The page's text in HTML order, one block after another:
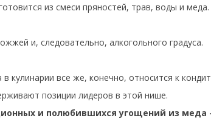
из смеси пряностей, трав, воды и меда.
и, следовательно, алкогольного градуса.
кулинарии все же, конечно, относится к
позиции лидеров в этой нише.
и полюбившихся угощений из меда